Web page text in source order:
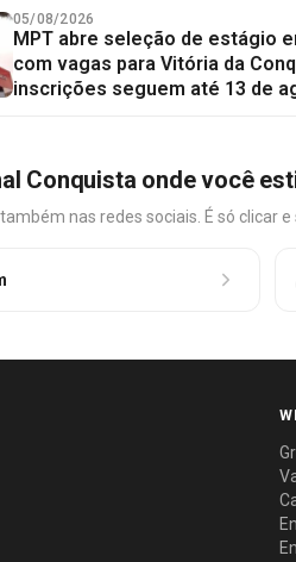
05/08/2026
MPT abre seleção de estágio
com vagas para Vitória da
inscrições seguem até 13 de
Conquista onde você
nas redes sociais. É só clicar e